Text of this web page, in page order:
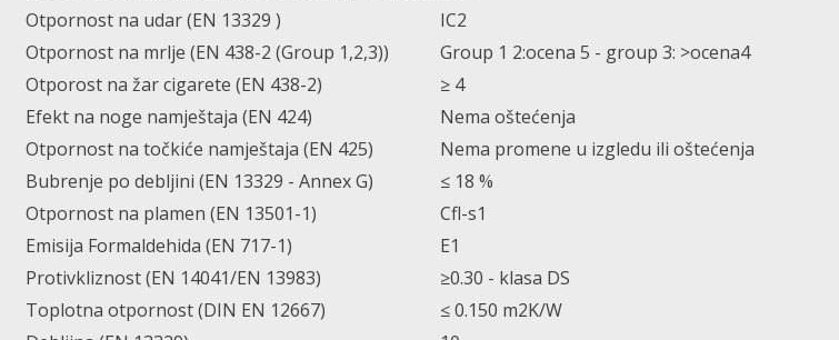
Otpornost na udar (EN 13329 )
IC2
Otpornost na mrlje (EN 438-2 (Group 1,2,3))
Group 1 2:ocena 5 - group 3: >ocena4
Otporost na žar cigarete (EN 438-2)
≥ 4
Efekt na noge namještaja (EN 424)
Nema oštećenja
Otpornost na točkiće namještaja (EN 425)
Nema promene u izgledu ili oštećenja
Bubrenje po debljini (EN 13329 - Annex G)
≤ 18 %
Otpornost na plamen (EN 13501-1)
Cfl-s1
Emisija Formaldehida (EN 717-1)
E1
Protivkliznost (EN 14041/EN 13983)
≥0.30 - klasa DS
Toplotna otpornost (DIN EN 12667)
≤ 0.150 m2K/W